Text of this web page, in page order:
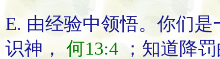
E. 由经验中领悟。 你们是
识神， 何13:4 ；知道降